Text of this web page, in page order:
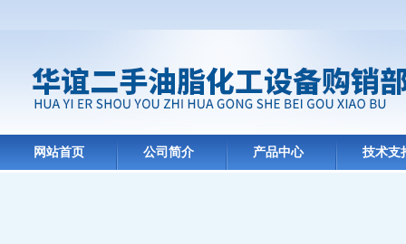
网站首页 公司简介 产品中心 技术支